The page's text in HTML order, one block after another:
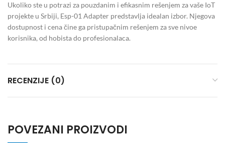
Ukoliko ste u potrazi za pouzdanim i efikasnim rešenjem za vaše IoT
projekte u Srbiji, Esp-01 Adapter predstavlja idealan izbor. Njegova
dostupnost i cena čine ga pristupačnim rešenjem za sve nivoe
korisnika, od hobista do profesionalaca.
RECENZIJE (0)
POVEZANI PROIZVODI